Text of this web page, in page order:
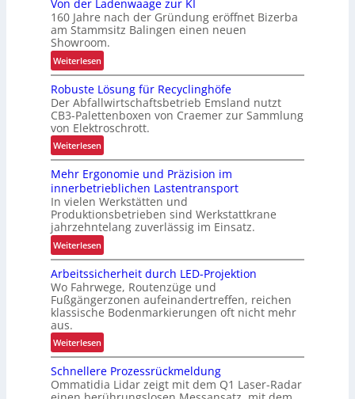
Von der Ladenwaage zur KI
160 Jahre nach der Gründung eröffnet Bizerba
am Stammsitz Balingen einen neuen
Showroom.
Weiterlesen:
V
o
n
d
e
r
a
d
e
n
w
a
a
g
e
z
u
r
K
I
Robuste Lösung für Recyclinghöfe
Der Abfallwirtschaftsbetrieb Emsland nutzt
CB3-Palettenboxen von Craemer zur Sammlung
von Elektroschrott.
Weiterlesen:
R
o
b
u
s
t
e
ö
s
u
g
f
ü
r
Mehr Ergonomie und Präzision im
innerbetrieblichen Lastentransport
In vielen Werkstätten und
Produktionsbetrieben sind Werkstattkrane
jahrzehntelang zuverlässig im Einsatz.
Weiterlesen:
M
e
h
r
E
r
g
n
o
Arbeitssicherheit durch LED-Projektion
Wo Fahrwege, Routenzüge und
Fußgängerzonen aufeinandertreffen, reichen
klassische Bodenmarkierungen oft nicht mehr
aus.
Weiterlesen:
A
r
b
Schnellere Prozessrückmeldung
Ommatidia Lidar zeigt mit dem Q1 Laser-Radar